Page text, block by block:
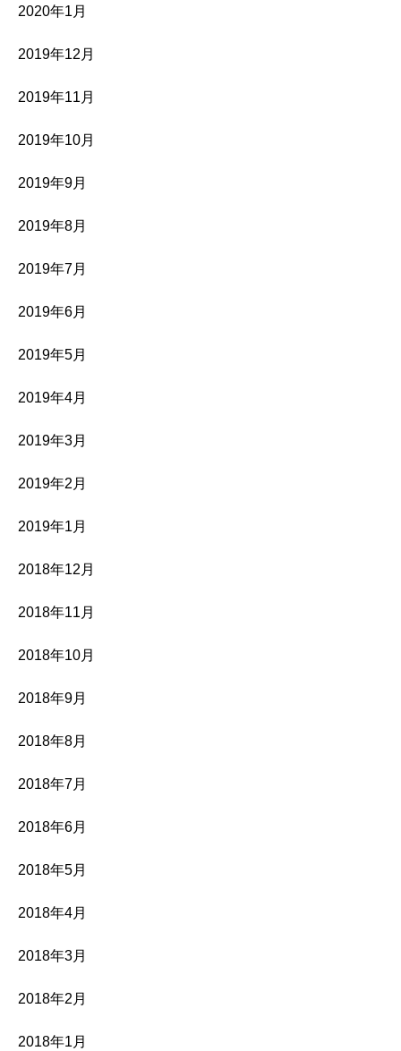
2020年1月
2019年12月
2019年11月
2019年10月
2019年9月
2019年8月
2019年7月
2019年6月
2019年5月
2019年4月
2019年3月
2019年2月
2019年1月
2018年12月
2018年11月
2018年10月
2018年9月
2018年8月
2018年7月
2018年6月
2018年5月
2018年4月
2018年3月
2018年2月
2018年1月